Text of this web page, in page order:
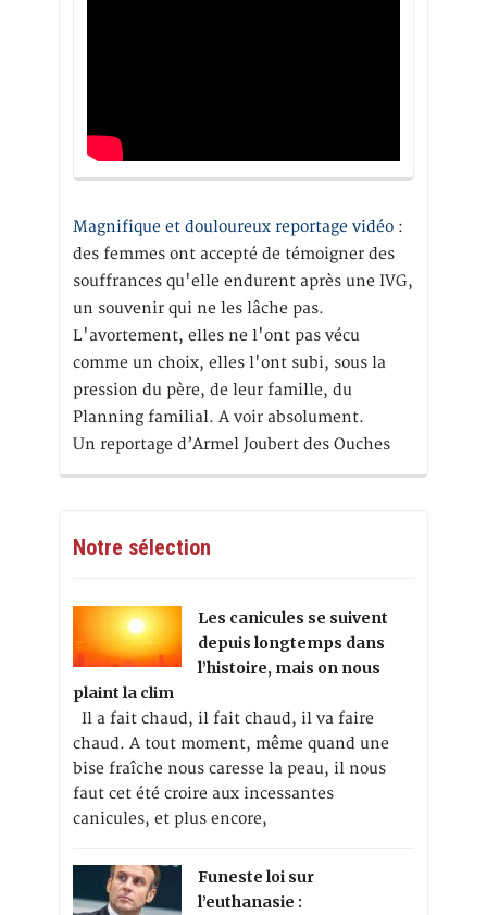
Magnifique et douloureux reportage vidéo :
des femmes ont accepté de témoigner des
souffrances qu'elle endurent après une IVG,
un souvenir qui ne les lâche pas.
L'avortement, elles ne l'ont pas vécu
comme un choix, elles l'ont subi, sous la
pression du père, de leur famille, du
Planning familial. A voir absolument.
Un reportage d’Armel Joubert des Ouches
Notre sélection
Les canicules se suivent
depuis longtemps dans
l’histoire, mais on nous
plaint la clim
Il a fait chaud, il fait chaud, il va faire
chaud. A tout moment, même quand une
bise fraîche nous caresse la peau, il nous
faut cet été croire aux incessantes
canicules, et plus encore,
Funeste loi sur
l’euthanasie :